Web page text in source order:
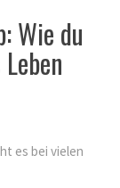
Wie du
es bei vielen